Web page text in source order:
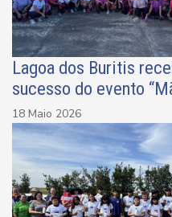
Lagoa dos Buritis
sucesso do evento
18 Maio 2026